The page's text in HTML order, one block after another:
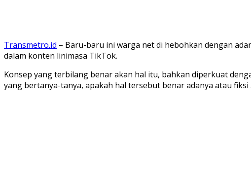
Transmetro.id – Baru-baru ini warga net di hebohkan dengan
dalam konten linimasa TikTok.
Konsep yang terbilang benar akan hal itu, bahkan diperkuat
yang bertanya-tanya, apakah hal tersebut benar adanya atau fiksi